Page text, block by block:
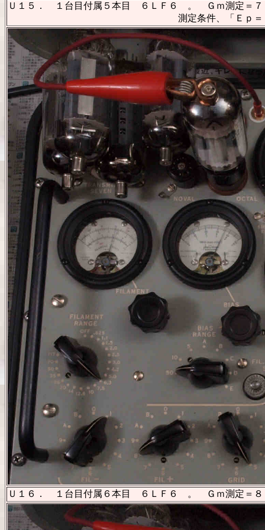
Ｕ１５． １台目付属５本目 ６ＬＦ６ 。 Ｇｍ測定＝７
測定条件、「Ｅｐ＝Ｅｓｇ＝１６０Ｖ、
Ｕ１６． １台目付属６本目 ６ＬＦ６ 。 Ｇｍ測定＝８